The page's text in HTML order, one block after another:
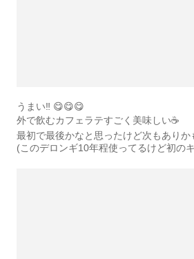
うまい‼️ 😋😋😋
外で飲むカフェラテすごく美味しい☕️
最初で最後かなと思ったけど次もありか
(このデロンギ10年程使ってるけど初の